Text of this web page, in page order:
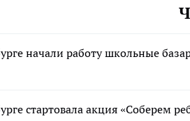
начали работу школьные
стартовала акция «Соберем